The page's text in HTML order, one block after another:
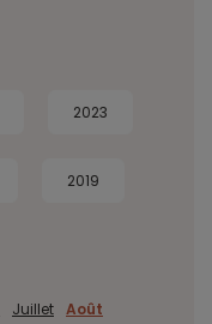
2023
2019
Juillet Août